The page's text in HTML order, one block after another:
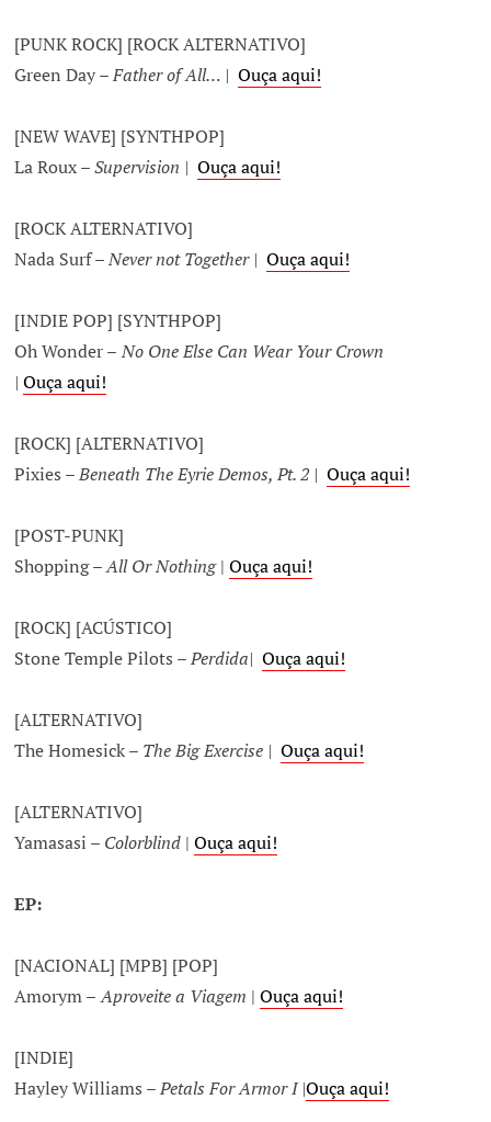
[PUNK ROCK] [ROCK ALTERNATIVO]
Green Day –Father of All… |Ouça aqui!
[NEW WAVE] [SYNTHPOP]
La Roux –Supervision |Ouça aqui!
[ROCK ALTERNATIVO]
Nada Surf –Never not Together |Ouça aqui!
[INDIE POP] [SYNTHPOP]
Oh Wonder –No One Else Can Wear Your Crown
|Ouça aqui!
[ROCK] [ALTERNATIVO]
Pixies –Beneath The Eyrie Demos, Pt. 2 |Ouça aqui!
[POST-PUNK]
Shopping –All Or Nothing|Ouça aqui!
[ROCK] [ACÚSTICO]
Stone Temple Pilots –Perdida|Ouça aqui!
[ALTERNATIVO]
The Homesick – The Big Exercise |Ouça aqui!
[ALTERNATIVO]
Yamasasi – Colorblind |Ouça aqui!
EP:
[NACIONAL] [MPB] [POP]
Amorym –Aproveite a Viagem |Ouça aqui!
[INDIE]
Hayley Williams –Petals For Armor I |Ouça aqui!